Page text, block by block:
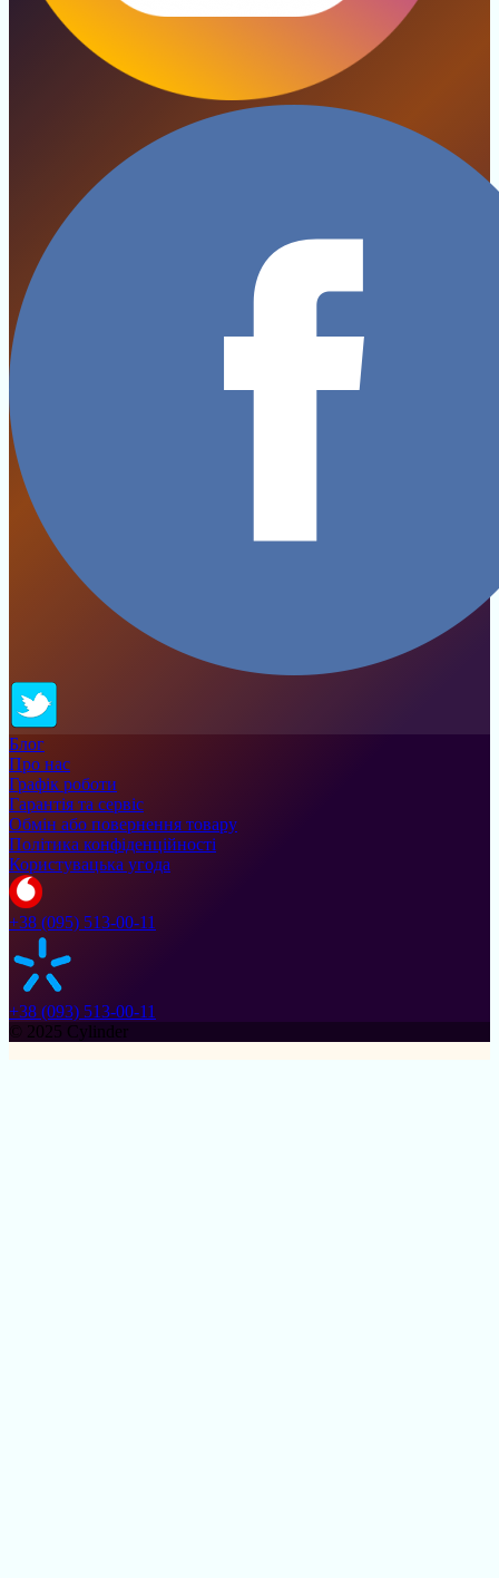
Блог
Про нас
Графік роботи
Гарантія та сервіс
Обмін або повернення товару
Політика конфіденційності
Користувацька угода
+38 (095) 513-00-11
+38 (093) 513-00-11
© 2025 Cylinder